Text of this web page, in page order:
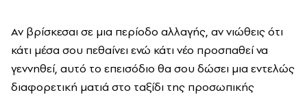
Αν βρίσκεσαι σε μια περίοδο αλλαγής, αν νιώθεις ότι
κάτι μέσα σου πεθαίνει ενώ κάτι νέο προσπαθεί να
γεννηθεί, αυτό το επεισόδιο θα σου δώσει μια εντελώς
διαφορετική ματιά στο ταξίδι της προσωπικής